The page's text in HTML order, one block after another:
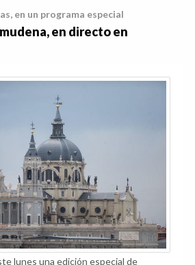
en un programa especial
en directo en
lunes una edición especial de